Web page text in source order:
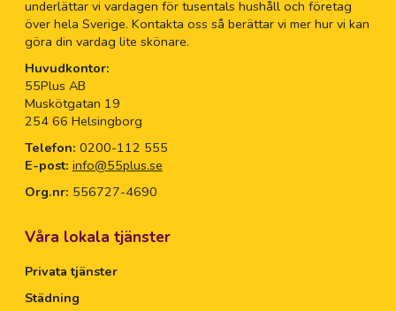
underlättar vi vardagen för tusentals hushåll och företag
över hela Sverige. Kontakta oss så berättar vi mer hur vi kan
göra din vardag lite skönare.
Huvudkontor:
55Plus AB
Muskötgatan 19
254 66 Helsingborg
Telefon: 0200-112 555
E-post: info@55plus.se
Org.nr: 556727-4690
Våra lokala tjänster
Privata tjänster
Städning